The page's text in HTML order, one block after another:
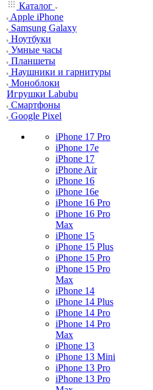
Каталог
Apple iPhone
Samsung Galaxy
Ноутбуки
Умные часы
Планшеты
Наушники и гарнитуры
Моноблоки
Игрушки Labubu
Смартфоны
Google Pixel
iPhone 17 Pro
iPhone 17e
iPhone 17
iPhone Air
iPhone 16
iPhone 16e
iPhone 16 Pro
iPhone 16 Pro
Max
iPhone 15
iPhone 15 Plus
iPhone 15 Pro
iPhone 15 Pro
Max
iPhone 14
iPhone 14 Plus
iPhone 14 Pro
iPhone 14 Pro
Max
iPhone 13
iPhone 13 Mini
iPhone 13 Pro
iPhone 13 Pro